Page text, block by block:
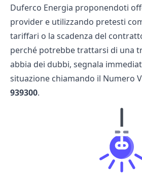
Duferco Energia proponendoti
provider e utilizzando pretesti
tariffari o la scadenza del
perché potrebbe trattarsi di una
abbia dei dubbi, segnala
situazione chiamando il Numero
939300.